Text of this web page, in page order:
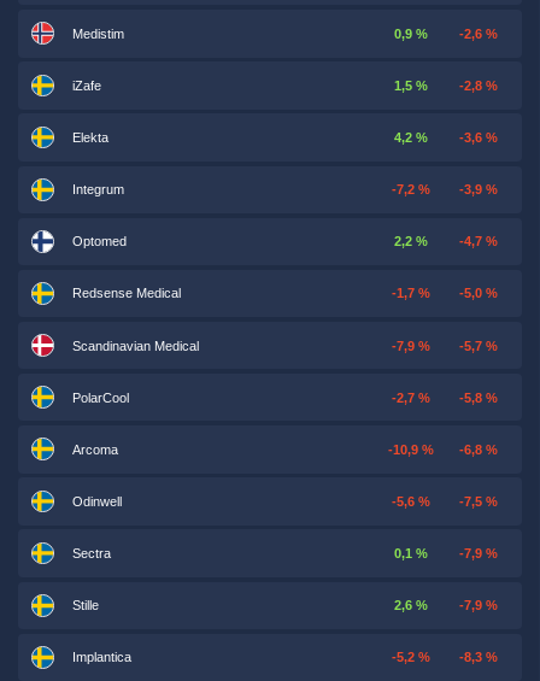
Medistim 0,9 % -2,6 %
iZafe 1,5 % -2,8 %
Elekta 4,2 % -3,6 %
Integrum -7,2 % -3,9 %
Optomed 2,2 % -4,7 %
Redsense Medical -1,7 % -5,0 %
Scandinavian Medical -7,9 % -5,7 %
PolarCool -2,7 % -5,8 %
Arcoma -10,9 % -6,8 %
Odinwell -5,6 % -7,5 %
Sectra 0,1 % -7,9 %
Stille 2,6 % -7,9 %
Implantica -5,2 % -8,3 %